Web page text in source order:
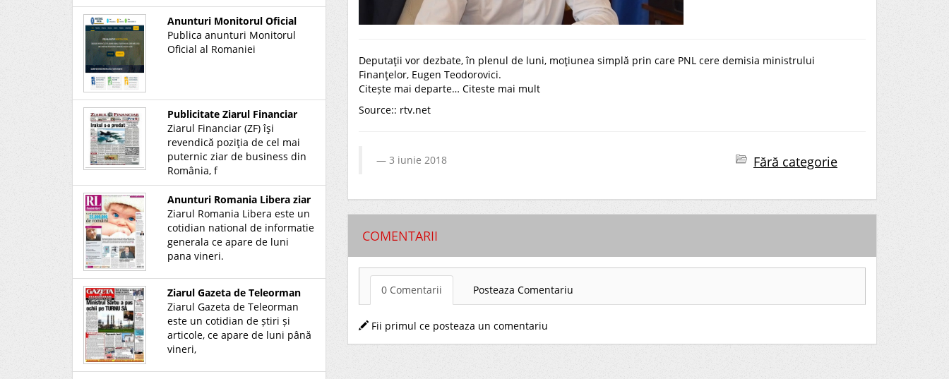
Anunturi Monitorul Oficial
Publica anunturi Monitorul
Oficial al Romaniei
Publicitate Ziarul Financiar
Ziarul Financiar (ZF) îşi
revendică poziţia de cel mai
puternic ziar de business din
România, f
Anunturi Romania Libera ziar
Ziarul Romania Libera este un
cotidian national de informatie
generala ce apare de luni
pana vineri.
Ziarul Gazeta de Teleorman
Ziarul Gazeta de Teleorman
este un cotidian de știri și
articole, ce apare de luni până
vineri,
Deputaţii vor dezbate, în plenul de luni, moţiunea simplă prin care PNL cere demisia ministrului
Finanţelor, Eugen Teodorovici.
Citește mai departe… Citeste mai mult
Source:: rtv.net
Fără categorie
3 iunie 2018
COMENTARII
0 Comentarii Posteaza Comentariu
Fii primul ce posteaza un comentariu